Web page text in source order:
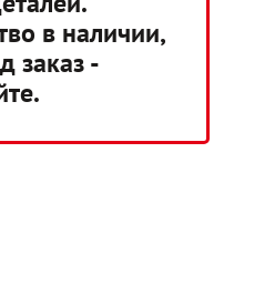
в наличии,
заказ -